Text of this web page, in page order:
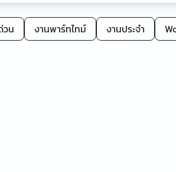
วน งานพาร์ทไทม์ งานประจำ